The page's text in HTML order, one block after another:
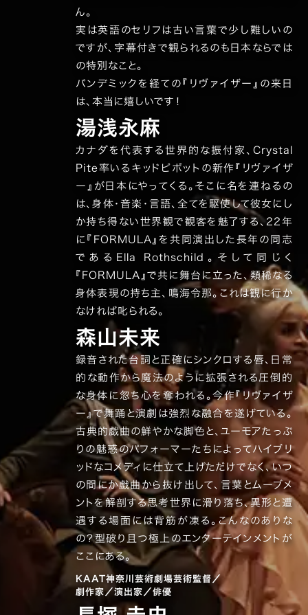
ん。
実は英語のセリフは古い言葉で少し難しいの
ですが、字幕付きで観られるのも日本ならでは
の特別なこと。
パンデミックを経ての『リヴァイザー』の来日
は、本当に嬉しいです！
湯浅永麻
カナダを代表する世界的な振付家、Crystal
Pite率いるキッドピボットの新作『リヴァイザ
ー』が日本にやってくる。そこに名を連ねるの
は、身体・音楽・言語、全てを駆使して彼女にし
か持ち得ない世界観で観客を魅了する、22年
に『FORMULA』を共同演出した長年の同志
であるElla Rothschild。そして同じく
『FORMULA』で共に舞台に立った、類稀なる
身体表現の持ち主、鳴海令那。これは観に行か
なければ叱られる。
森山未来
録音された台詞と正確にシンクロする唇、日常
的な動作から魔法のように拡張される圧倒的
な身体に忽ち心を奪われる。今作『リヴァイザ
ー』で舞踊と演劇は強烈な融合を遂げている。
古典的戯曲の鮮やかな脚色と、ユーモアたっぷ
りの魅惑のパフォーマーたちによってハイブリ
ッドなコメディに仕立て上げただけでなく、いつ
の間にか戯曲から抜け出して、言葉とムーブメ
ントを解剖する思考世界に滑り落ち、異形と遭
遇する場面には背筋が凍る。こんなのありな
の？型破り且つ極上のエンターテインメントが
ここにある。
KAAT神奈川芸術劇場芸術監督／
劇作家／演出家／俳優